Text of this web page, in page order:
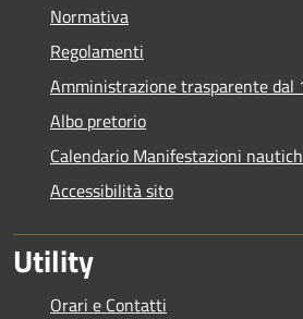
Normativa
Regolamenti
Amministrazione trasparente dal
Albo pretorio
Calendario Manifestazioni
Accessibilità sito
Utility
Orari e Contatti